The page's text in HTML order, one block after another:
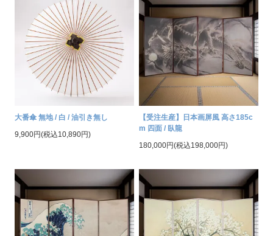
大番傘 無地 / 白 / 油引き無し
9,900円(税込10,890円)
【受注生産】日本画屏風 高さ185c
m 四面 / 臥龍
180,000円(税込198,000円)